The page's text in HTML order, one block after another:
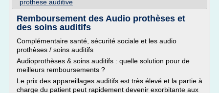
prothese auditive
Remboursement des Audio prothèses et
des soins auditifs
Complémentaire santé, sécurité sociale et les audio
prothèses / soins auditifs
Audioprothèses & soins auditifs : quelle solution pour de
meilleurs remboursements ?
Le prix des appareillages auditifs est très élevé et la partie à
charge du patient peut rapidement devenir exorbitante aux